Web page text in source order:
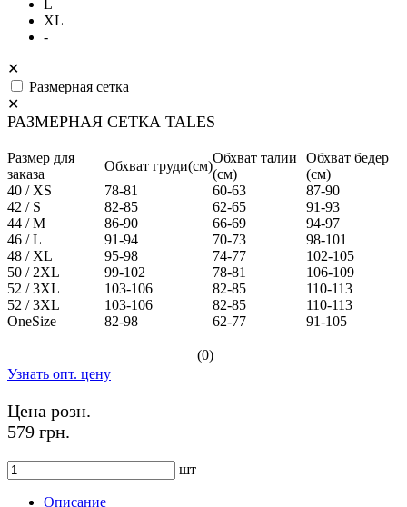
L
XL
-
✕
Размерная сетка
✕
РАЗМЕРНАЯ СЕТКА TALES
Размер для
заказа
Обхват груди(см)
Обхват талии
(см)
Обхват бедер
(см)
40 / XS
78-81 60-63
87-90
42 / S
82-85 62-65
91-93
44 / M
86-90 66-69
94-97
46 / L
91-94 70-73
98-101
48 / XL
95-98 74-77
102-105
50 / 2XL
99-102 78-81
106-109
52 / 3XL
103-106 82-85
110-113
52 / 3XL
103-106 82-85
110-113
OneSize
82-98 62-77 91-105
(0)
Узнать опт. цену
Цена розн.
579 грн.
шт
Описание